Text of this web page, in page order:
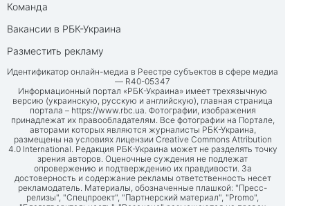
Команда
Вакансии в РБК-Украина
Разместить рекламу
Идентификатор онлайн-медиа в Реестре субъектов в сфере медиа
— R40-05347
Информационный портал «РБК-Украина» имеет трехязычную
версию (украинскую, русскую и английскую), главная страница
портала – https://www.rbc.ua. Фотографии, изображения
принадлежат их правообладателям. Все фотографии на Портале,
авторами которых являются журналисты РБК-Украина,
размещены на условиях лицензии Creative Commons Attribution
4.0 International. Редакция РБК-Украина может не разделять точку
зрения авторов. Оценочные суждения не подлежат
опровержению и подтверждению их правдивости. За
достоверность и содержание рекламы ответственность несет
рекламодатель. Материалы, обозначенные плашкой: "Пресс-
релизы", "Спецпроект", "Партнерский материал", "Promo",